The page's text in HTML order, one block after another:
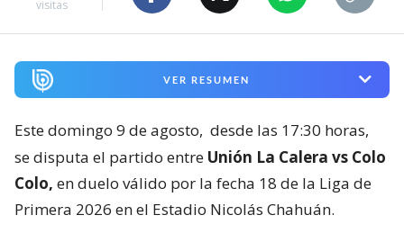
visitas
VER RESUMEN
Este domingo 9 de agosto, desde las 17:30 horas,
se disputa el partido entre Unión La Calera vs Colo
Colo, en duelo válido por la fecha 18 de la Liga de
Primera 2026 en el Estadio Nicolás Chahuán.